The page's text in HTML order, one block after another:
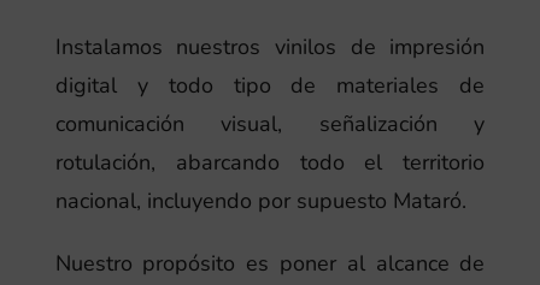
Instalamos nuestros vinilos de impresión
digital y todo tipo de materiales de
comunicación visual, señalización y
rotulación, abarcando todo el territorio
nacional, incluyendo por supuesto Mataró.
Nuestro propósito es poner al alcance de